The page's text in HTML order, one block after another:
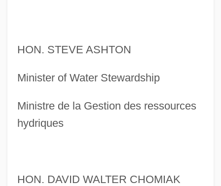
HON. STEVE ASHTON
Minister of Water Stewardship
Ministre de la Gestion des ressources
hydriques
HON. DAVID WALTER CHOMIAK